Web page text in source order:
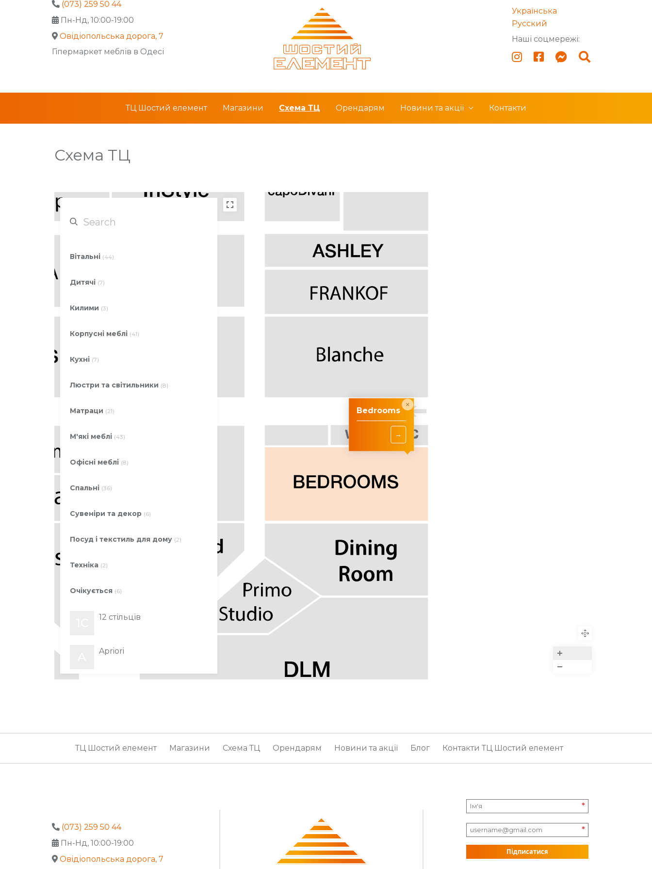
(073) 259 50 44
Пн-Нд, 10:00-19:00
Овідіопольська дорога, 7
Гіпермаркет меблів в Одесі
Українська
Русский
Наші соцмережі:
ТЦ Шостий елемент Магазини Схема ТЦ Орендарям Новини та акції Контакти
Схема ТЦ
Bedrooms
→
Вітальні (44)
Дитячі (7)
Килими (3)
Корпусні меблі (41)
Кухні (7)
Люстри та світильники (8)
Матраци (21)
М'які меблі (43)
Офісні меблі (8)
Спальні (36)
Сувеніри та декор (6)
Посуд і текстиль для дому (2)
Техніка (2)
Очікується (6)
12 стільців
Apriori
Bis-M
B
B
ТЦ Шостий елемент Магазини Схема ТЦ Орендарям Новини та акції Блог Контакти ТЦ Шостий елемент
(073) 259 50 44
Пн-Нд, 10:00-19:00
Овідіопольська дорога, 7
*
*
Підписатися